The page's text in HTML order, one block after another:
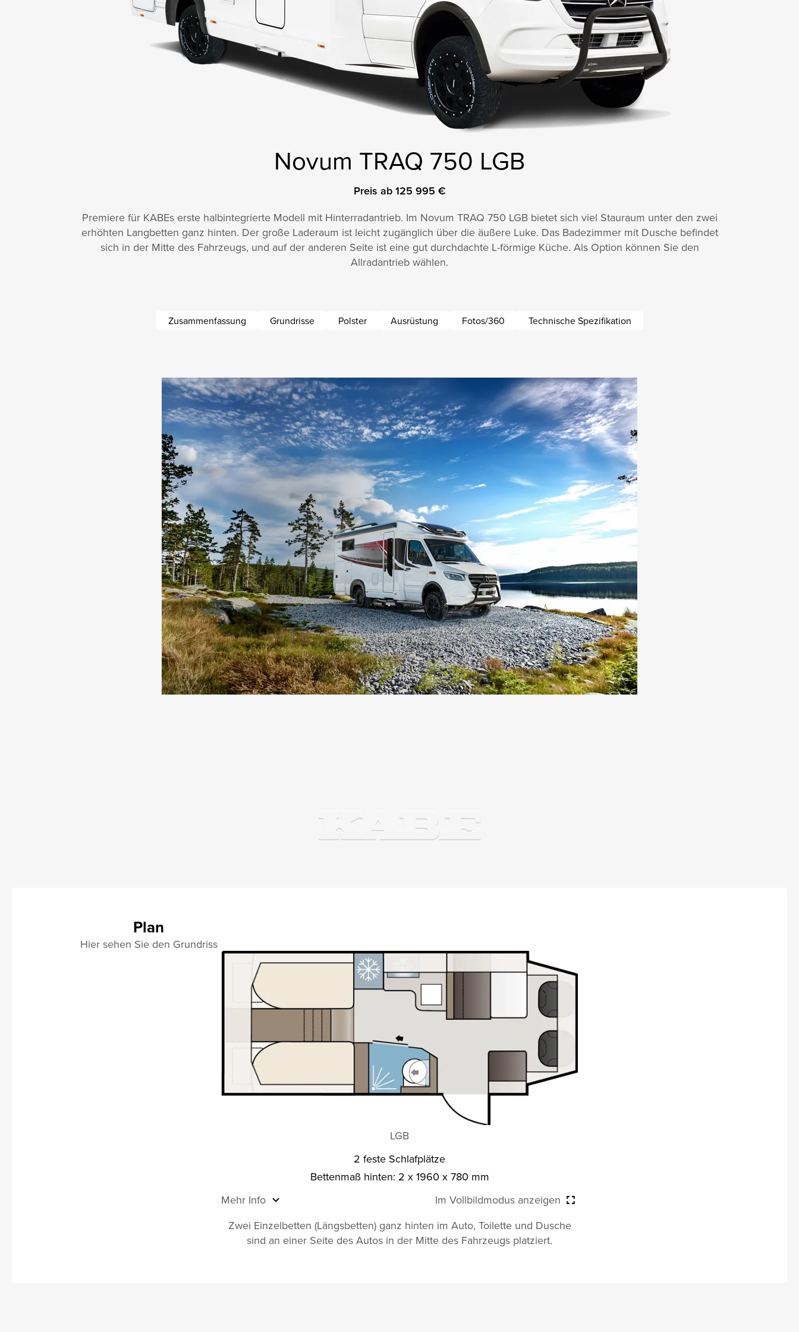
Novum TRAQ 750 LGB
Preis ab 125 995 €
Premiere für KABEs erste halbintegrierte Modell mit Hinterradantrieb. Im Novum TRAQ 750 LGB bietet sich viel Stauraum unter den zwei
erhöhten Langbetten ganz hinten. Der große Laderaum ist leicht zugänglich über die äußere Luke. Das Badezimmer mit Dusche befindet
sich in der Mitte des Fahrzeugs, und auf der anderen Seite ist eine gut durchdachte L-förmige Küche. Als Option können Sie den
Allradantrieb wählen.
Zusammenfassung Grundrisse Polster Ausrüstung Fotos/360 Technische Spezifikation
Plan
Hier sehen Sie den Grundriss
LGB
2 feste Schlafplätze
Bettenmaß hinten: 2 x 1960 x 780 mm
Mehr Info
Im Vollbildmodus anzeigen
Zwei Einzelbetten (Längsbetten) ganz hinten im Auto, Toilette und Dusche
sind an einer Seite des Autos in der Mitte des Fahrzeugs platziert.